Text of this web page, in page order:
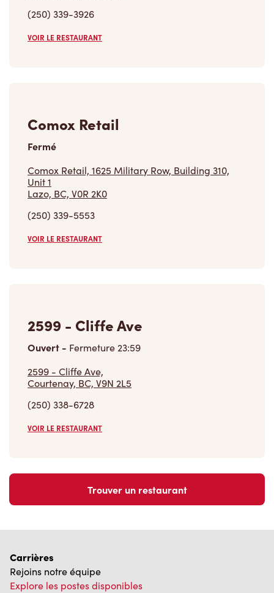
(250) 339-3926
VOIR LE RESTAURANT
Comox Retail
Fermé
Comox Retail, 1625 Military Row, Building 310,
Unit 1
Lazo, BC, V0R 2K0
(250) 339-5553
VOIR LE RESTAURANT
2599 - Cliffe Ave
Ouvert - Fermeture23:59
2599 - Cliffe Ave,
Courtenay, BC, V9N 2L5
(250) 338-6728
VOIR LE RESTAURANT
Trouver un restaurant
Carrières
Rejoins notre équipe
Explore les postes disponibles